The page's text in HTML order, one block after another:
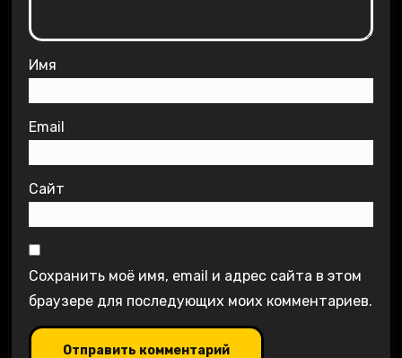
Имя
Email
Сайт
Сохранить моё имя, email и адрес сайта в этом
браузере для последующих моих комментариев.